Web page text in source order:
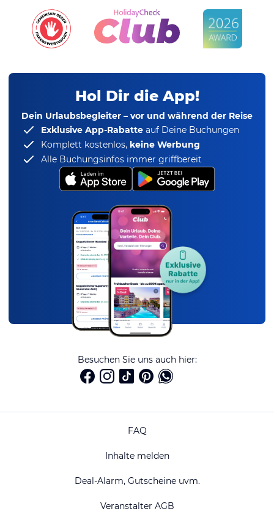
Hol Dir die App!
Dein Urlaubsbegleiter – vor und während der Reise
Exklusive App-Rabatte auf Deine Buchungen
Komplett kostenlos, keine Werbung
Alle Buchungsinfos immer griffbereit
Besuchen Sie uns auch hier:
FAQ
Inhalte melden
Deal-Alarm, Gutscheine uvm.
Veranstalter AGB